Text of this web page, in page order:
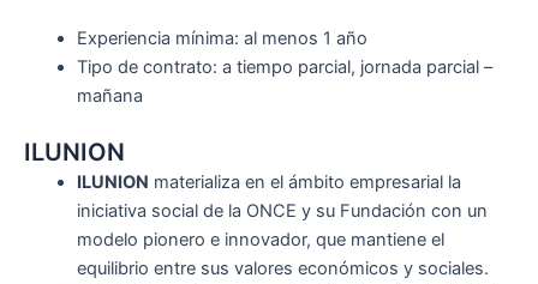
Experiencia mínima: al menos 1 año
Tipo de contrato: a tiempo parcial, jornada parcial –
mañana
ILUNION
ILUNION materializa en el ámbito empresarial la
iniciativa social de la ONCE y su Fundación con un
modelo pionero e innovador, que mantiene el
equilibrio entre sus valores económicos y sociales.